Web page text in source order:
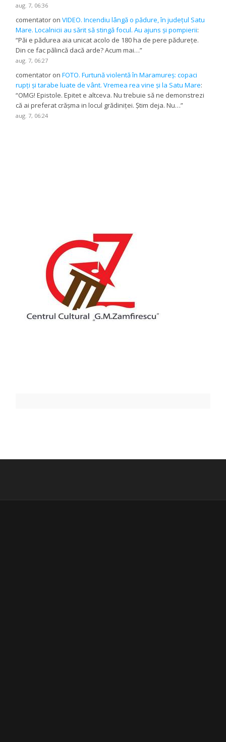
aug. 7, 06:36
comentator onVIDEO. Incendiu lângă o pădure, în județul Satu
Mare. Localnicii au sărit să stingă focul. Au ajuns și pompierii:
“Păi e pădurea aia unicat acolo de 180 ha de pere pădurețe.
Din ce fac pălincă dacă arde? Acum mai…”
aug. 7, 06:27
comentator onFOTO. Furtună violentă în Maramureș: copaci
rupți și tarabe luate de vânt. Vremea rea vine și la Satu Mare:
“OMG! Epistole. Epitet e altceva. Nu trebuie să ne demonstrezi
că ai preferat crășma in locul grădiniței. Știm deja. Nu…”
aug. 7, 06:24